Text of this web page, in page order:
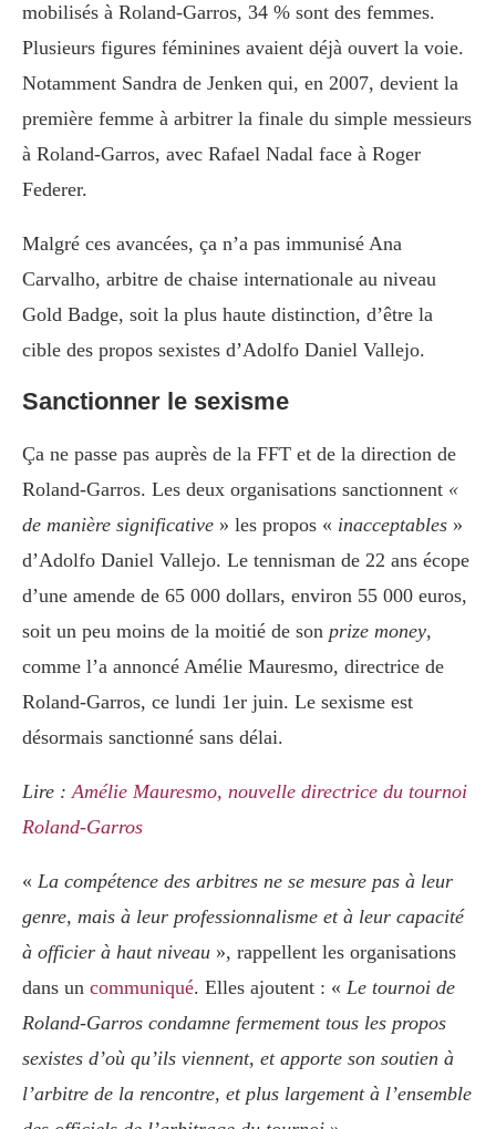
mobilisés à Roland-Garros, 34 % sont des femmes.
Plusieurs figures féminines avaient déjà ouvert la voie.
Notamment Sandra de Jenken qui, en 2007, devient la
première femme à arbitrer la finale du simple messieurs
à Roland-Garros, avec Rafael Nadal face à Roger
Federer.
Malgré ces avancées, ça n’a pas immunisé Ana
Carvalho, arbitre de chaise internationale au niveau
Gold Badge, soit la plus haute distinction, d’être la
cible des propos sexistes d’Adolfo Daniel Vallejo.
Sanctionner le sexisme
Ça ne passe pas auprès de la FFT et de la direction de
Roland-Garros. Les deux organisations sanctionnent «
de manière significative » les propos « inacceptables »
d’Adolfo Daniel Vallejo. Le tennisman de 22 ans écope
d’une amende de 65 000 dollars, environ 55 000 euros,
soit un peu moins de la moitié de son prize money,
comme l’a annoncé Amélie Mauresmo, directrice de
Roland-Garros, ce lundi 1er juin. Le sexisme est
désormais sanctionné sans délai.
Lire :Amélie Mauresmo, nouvelle directrice du tournoi
Roland-Garros
« La compétence des arbitres ne se mesure pas à leur
genre, mais à leur professionnalisme et à leur capacité
à officier à haut niveau », rappellent les organisations
dans un communiqué. Elles ajoutent : « Le tournoi de
Roland-Garros condamne fermement tous les propos
sexistes d’où qu’ils viennent, et apporte son soutien à
l’arbitre de la rencontre, et plus largement à l’ensemble